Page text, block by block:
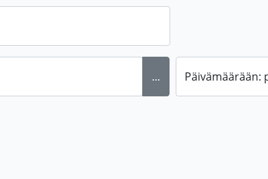
... Päivämäärään: